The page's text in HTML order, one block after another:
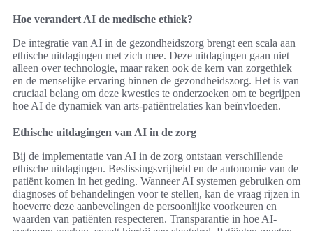
Hoe verandert AI de medische ethiek?
De integratie van AI in de gezondheidszorg brengt een scala aan
ethische uitdagingen met zich mee. Deze uitdagingen gaan niet
alleen over technologie, maar raken ook de kern van zorgethiek
en de menselijke ervaring binnen de gezondheidszorg. Het is van
cruciaal belang om deze kwesties te onderzoeken om te begrijpen
hoe AI de dynamiek van arts-patiëntrelaties kan beïnvloeden.
Ethische uitdagingen van AI in de zorg
Bij de implementatie van AI in de zorg ontstaan verschillende
ethische uitdagingen. Beslissingsvrijheid en de autonomie van de
patiënt komen in het geding. Wanneer AI systemen gebruiken om
diagnoses of behandelingen voor te stellen, kan de vraag rijzen in
hoeverre deze aanbevelingen de persoonlijke voorkeuren en
waarden van patiënten respecteren. Transparantie in hoe AI-